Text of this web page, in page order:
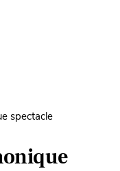
spectacle